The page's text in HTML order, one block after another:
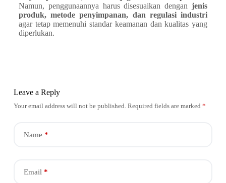
Namun, penggunaannya harus disesuaikan denganjenis
produk, metode penyimpanan, dan regulasi industri
agar tetap memenuhi standar keamanan dan kualitas yang
diperlukan.
Leave a Reply
Your email address will not be published. Required fields are marked *
Name *
Email *